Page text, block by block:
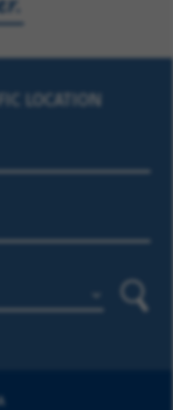
LOCATION